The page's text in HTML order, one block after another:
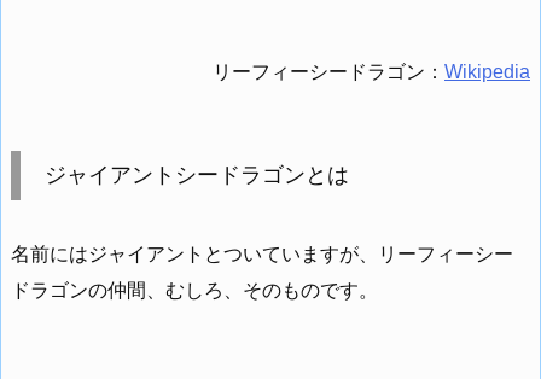
リーフィーシードラゴン： Wikipedia
ジャイアントシードラゴンとは
名前にはジャイアントとついていますが、リーフィーシー
ドラゴンの仲間、むしろ、そのものです。